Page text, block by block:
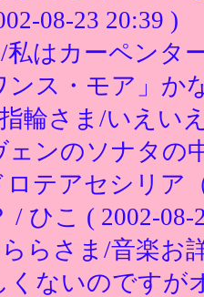
08-23 20:39 )
私はカーペンタ
ンス・モア」か
輪さま/いえい
ェンのソナタの
ロテアセシリア
/ ひこ ( 2002-08-
らさま/音楽お
くないのですが